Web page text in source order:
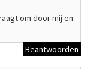
om door mij en
Beantwoorden